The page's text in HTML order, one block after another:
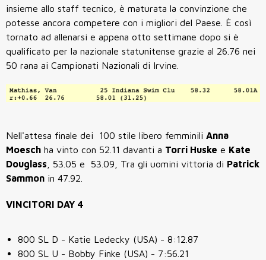
insieme allo staff tecnico, è maturata la convinzione che
potesse ancora competere con i migliori del Paese. È così
tornato ad allenarsi e appena otto settimane dopo si è
qualificato per la nazionale statunitense grazie al 26.76 nei
50 rana ai Campionati Nazionali di Irvine.
Nell'attesa finale dei 100 stile libero femminili Anna
Moesch ha vinto con 52.11 davanti a Torri Huske e Kate
Douglass
53.05 e 53.09 Tra gli uomini vittoria di Patrick
Sammon in 47.92.
VINCITORI DAY 4
800 SL D - Katie Ledecky (USA) - 8:12.87
800 SL U - Bobby Finke (USA) - 7:56.21